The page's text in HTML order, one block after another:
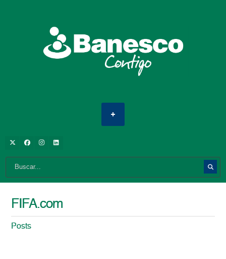
FIFA.com
Posts